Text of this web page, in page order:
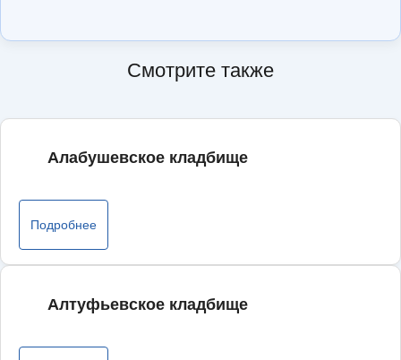
Смотрите также
Алабушевское кладбище
Подробнее
Алтуфьевское кладбище